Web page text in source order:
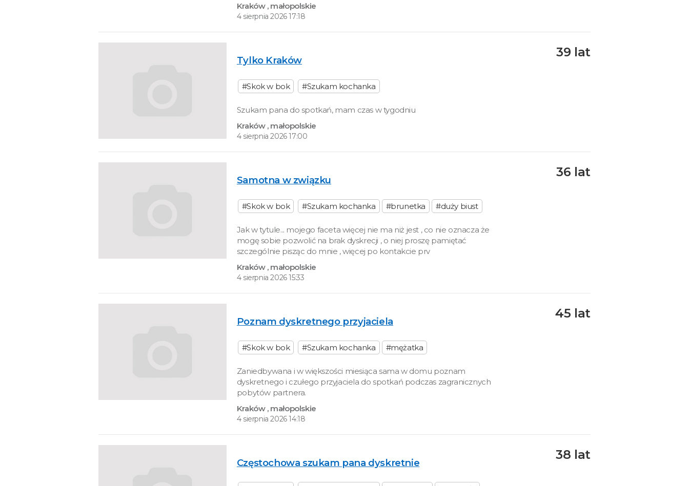
Kraków , małopolskie
4 sierpnia 2026 17:18
Tylko Kraków
#Skok w bok #Szukam kochanka
Szukam pana do spotkań, mam czas w tygodniu
Kraków , małopolskie
4 sierpnia 2026 17:00
39 lat
Samotna w związku
#Skok w bok #Szukam kochanka #brunetka #duży biust
Jak w tytule... mojego faceta więcej nie ma niż jest , co nie oznacza że
mogę sobie pozwolić na brak dyskrecji , o niej proszę pamiętać
szczególnie pisząc do mnie , więcej po kontakcie prv
Kraków , małopolskie
4 sierpnia 2026 15:33
36 lat
Poznam dyskretnego przyjaciela
#Skok w bok #Szukam kochanka #mężatka
Zaniedbywana i w większości miesiąca sama w domu poznam
dyskretnego i czułego przyjaciela do spotkań podczas zagranicznych
pobytów partnera.
Kraków , małopolskie
4 sierpnia 2026 14:18
45 lat
Częstochowa szukam pana dyskretnie
38 lat